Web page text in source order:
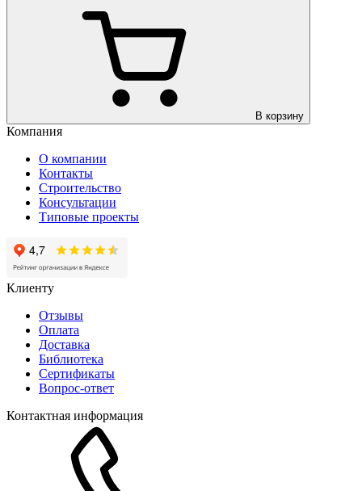
В корзину
Компания
О компании
Контакты
Строительство
Консультации
Типовые проекты
Клиенту
Отзывы
Оплата
Доставка
Библиотека
Сертификаты
Вопрос-ответ
Контактная информация